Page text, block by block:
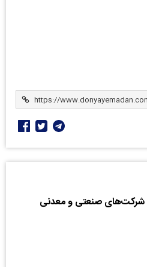
شرکت‌های صنعتی و معدنی